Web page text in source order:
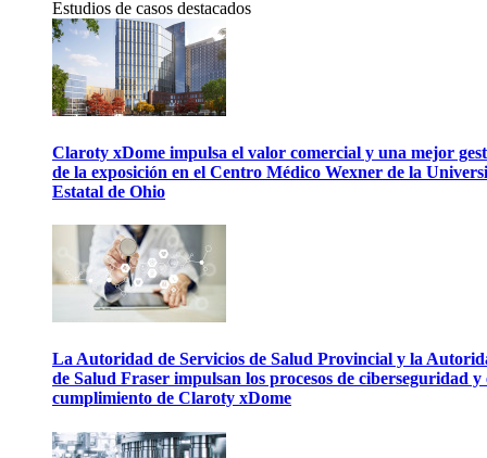
Estudios de casos destacados
Claroty xDome impulsa el valor comercial y una mejor
de la exposición en el Centro Médico Wexner de la
Estatal de Ohio
La Autoridad de Servicios de Salud Provincial y la
de Salud Fraser impulsan los procesos de ciberseguridad y
cumplimiento de Claroty xDome